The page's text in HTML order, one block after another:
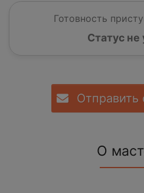
Готовность
Статус не
О